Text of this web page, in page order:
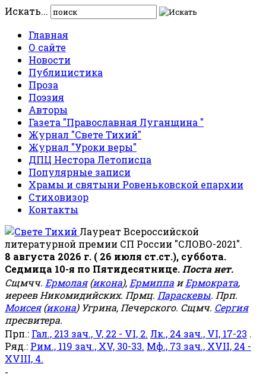
Искать...
Главная
О сайте
Новости
Публицистика
Проза
Поэзия
Авторы
Газета "Православная Луганщина "
Журнал "Свете Тихий"
Журнал "Уроки веры"
ДПЦ Нестора Летописца
Популярные записи
Храмы и святыни Ровеньковской епархии
Стиховизор
Контакты
Лауреат Всероссийской
литературной премии СП России "СЛОВО-2021".
8 августа 2026 г. ( 26 июля ст.ст.), суббота.
Седмица 10-я по Пятидесятнице. Поста нет.
Сщмчч. Ермолая(икона), Ермиппа иЕрмократа,
иереев Никомидийских. Прмц. Параскевы. Прп.
Моисея(икона) Угрина, Печерского. Сщмч. Сергия
пресвитера.
Прп.: Гал., 213 зач., V, 22 - VI, 2. Лк., 24 зач., VI, 17-23 .
Ряд.: Рим., 119 зач., XV, 30-33. Мф., 73 зач., XVII, 24 -
XVIII, 4.
-